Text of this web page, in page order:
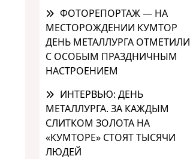
ФОТОРЕПОРТАЖ — НА
МЕСТОРОЖДЕНИИ КУМТОР
ДЕНЬ МЕТАЛЛУРГА ОТМЕТИЛИ
С ОСОБЫМ ПРАЗДНИЧНЫМ
НАСТРОЕНИЕМ
ИНТЕРВЬЮ: ДЕНЬ
МЕТАЛЛУРГА. ЗА КАЖДЫМ
СЛИТКОМ ЗОЛОТА НА
«КУМТОРЕ» СТОЯТ ТЫСЯЧИ
ЛЮДЕЙ